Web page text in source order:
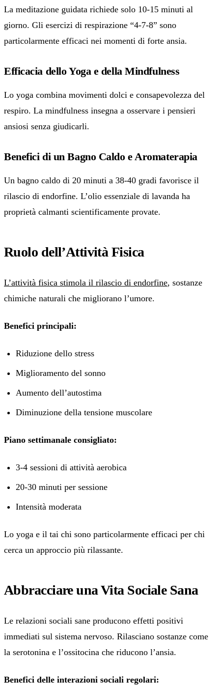
La meditazione guidata richiede solo 10-15 minuti al
giorno. Gli esercizi di respirazione “4-7-8” sono
particolarmente efficaci nei momenti di forte ansia.
Efficacia dello Yoga e della Mindfulness
Lo yoga combina movimenti dolci e consapevolezza del
respiro. La mindfulness insegna a osservare i pensieri
ansiosi senza giudicarli.
Benefici di un Bagno Caldo e Aromaterapia
Un bagno caldo di 20 minuti a 38-40 gradi favorisce il
rilascio di endorfine. L’olio essenziale di lavanda ha
proprietà calmanti scientificamente provate.
Ruolo dell’Attività Fisica
L’attività fisica stimola il rilascio di endorfine, sostanze
chimiche naturali che migliorano l’umore.
Benefici principali:
Riduzione dello stress
Miglioramento del sonno
Aumento dell’autostima
Diminuzione della tensione muscolare
Piano settimanale consigliato:
3-4 sessioni di attività aerobica
20-30 minuti per sessione
Intensità moderata
Lo yoga e il tai chi sono particolarmente efficaci per chi
cerca un approccio più rilassante.
Abbracciare una Vita Sociale Sana
Le relazioni sociali sane producono effetti positivi
immediati sul sistema nervoso. Rilasciano sostanze come
la serotonina e l’ossitocina che riducono l’ansia.
Benefici delle interazioni sociali regolari: